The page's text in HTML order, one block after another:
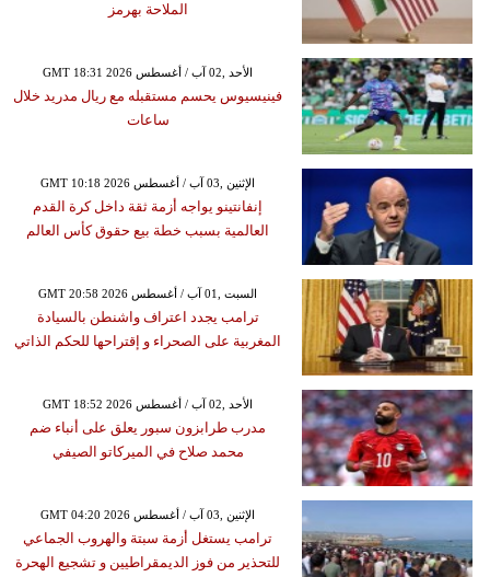
الملاحة بهرمز
GMT 18:31 2026 الأحد ,02 آب / أغسطس
فينيسيوس يحسم مستقبله مع ريال مدريد خلال
ساعات
GMT 10:18 2026 الإثنين ,03 آب / أغسطس
إنفانتينو يواجه أزمة ثقة داخل كرة القدم
العالمية بسبب خطة بيع حقوق كأس العالم
GMT 20:58 2026 السبت ,01 آب / أغسطس
ترامب يجدد اعتراف واشنطن بالسيادة
المغربية على الصحراء و إقتراحها للحكم الذاتي
GMT 18:52 2026 الأحد ,02 آب / أغسطس
مدرب طرابزون سبور يعلق على أنباء ضم
محمد صلاح في الميركاتو الصيفي
GMT 04:20 2026 الإثنين ,03 آب / أغسطس
ترامب يستغل أزمة سبتة والهروب الجماعي
للتحذير من فوز الديمقراطيين و تشجيع الهحرة